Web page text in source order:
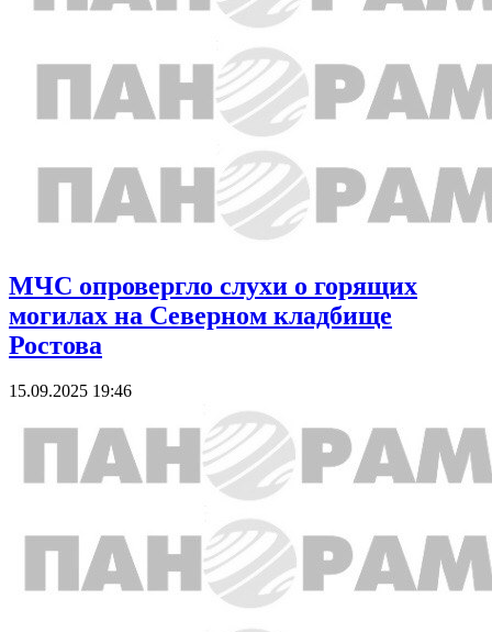
МЧС опровергло слухи о горящих
могилах на Северном кладбище
Ростова
15.09.2025 19:46